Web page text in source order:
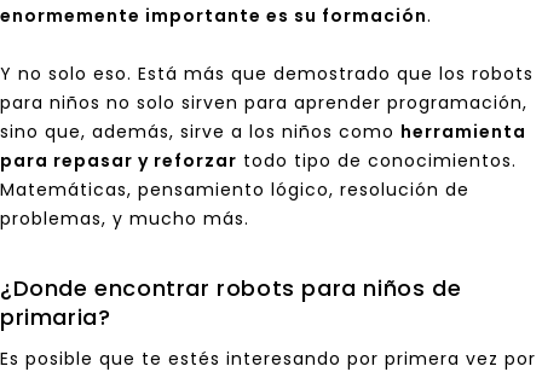
enormemente importante es su formación.
Y no solo eso. Está más que demostrado que los robots
para niños no solo sirven para aprender programación,
sino que, además, sirve a los niños como herramienta
para repasar y reforzar todo tipo de conocimientos.
Matemáticas, pensamiento lógico, resolución de
problemas, y mucho más.
¿Donde encontrar robots para niños de
primaria?
Es posible que te estés interesando por primera vez por